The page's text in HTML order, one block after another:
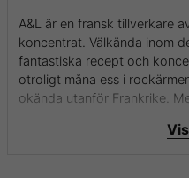
A&L är en fransk tillverkare
koncentrat. Välkända inom
fantastiska recept och
otroligt måna ess i
okända utanför Frankrike.